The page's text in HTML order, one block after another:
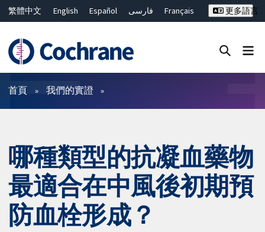
繁體中文 English Español فارسی
Français
ไทย
简体中文
更多語言
篩選條件
首頁 我們的實證
哪種類型的抗凝血藥物
最適合在中風後初期預
防血栓形成？